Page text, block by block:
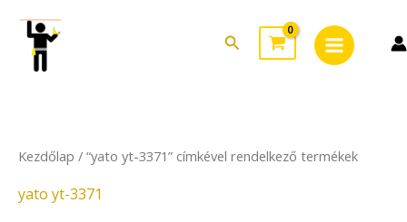
content
Search
Menu
Kezdőlap / “yato yt-3371” címkével rendelkező termékek
yato yt-3371